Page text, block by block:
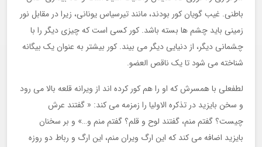
باطنی. غیب گویان کور بودند، مانند تیرسیاس یونانی، زیرا در مقابل نور
زمینی باید چشم ها بسته باشد. کور کسی است که چیزی دیگر را با
چشمانی دیگر، از دنیایی دیگر می بیند. کور بیشتر به عنوان یک بیگانه
شناخته می شود تا یک ناقص العضو.
لطفعلی با همسرش که او را هم کور کرده اند از ویرانه قلعه بالا می رود
و سخن بایزید در تذکره الاولیا را زمزمه می کند: « گفتند عرش
چیست؟ گفتم منم، گفتند لوح و قلم؟ گفتم منم و…» و بر سخنان
بایزید اضافه می کند که این ارگ ویران منم، این ارگ و رباط دو روزه